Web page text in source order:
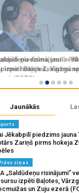
Jaunākās
Jēkabpilī piedzims jauna
Zariņš pirms hokeja
ziņas
„Saldūdeņu risinājumi”
izpēti Baļotes,
un Zuju ezerā